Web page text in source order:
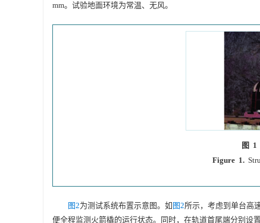
mm。试验地面环境为常温、无风。
图 1
Figure 1.
图2为测试系统布置示意图。如 图2所示，考虑到单台高
便全程监测火箭橇的运行状态。同时，在轨道首尾端分别设